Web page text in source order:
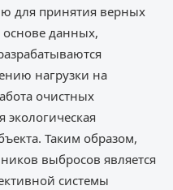
для принятия верных
данных,
нагрузки на
очистных
экологическая
Таким образом,
выбросов является
системы